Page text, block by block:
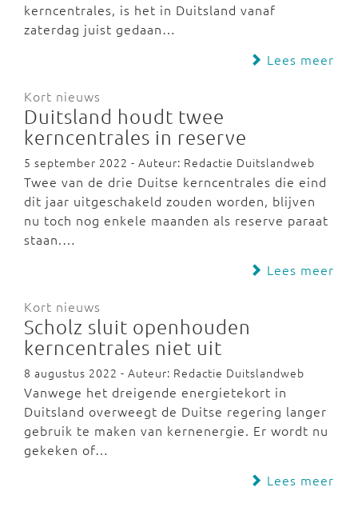
kerncentrales, is het in Duitsland vanaf
zaterdag juist gedaan…
Lees meer
Kort nieuws
Duitsland houdt twee
kerncentrales in reserve
5 september 2022 - Auteur: Redactie Duitslandweb
Twee van de drie Duitse kerncentrales die eind
dit jaar uitgeschakeld zouden worden, blijven
nu toch nog enkele maanden als reserve paraat
staan.…
Lees meer
Kort nieuws
Scholz sluit openhouden
kerncentrales niet uit
8 augustus 2022 - Auteur: Redactie Duitslandweb
Vanwege het dreigende energietekort in
Duitsland overweegt de Duitse regering langer
gebruik te maken van kernenergie. Er wordt nu
gekeken of…
Lees meer